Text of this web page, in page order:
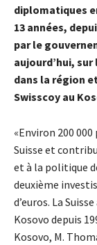
diplomatiques
13 années,
par le
aujourd’hui,
dans la région
Swisscoy au
«Environ 200
Suisse et
et à la politique
deuxième
d’euros. La
Kosovo depuis
Kosovo, M.